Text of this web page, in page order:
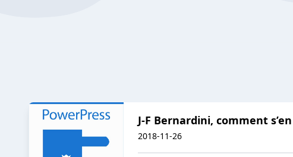
J-F Bernardini, comment
2018-11-26